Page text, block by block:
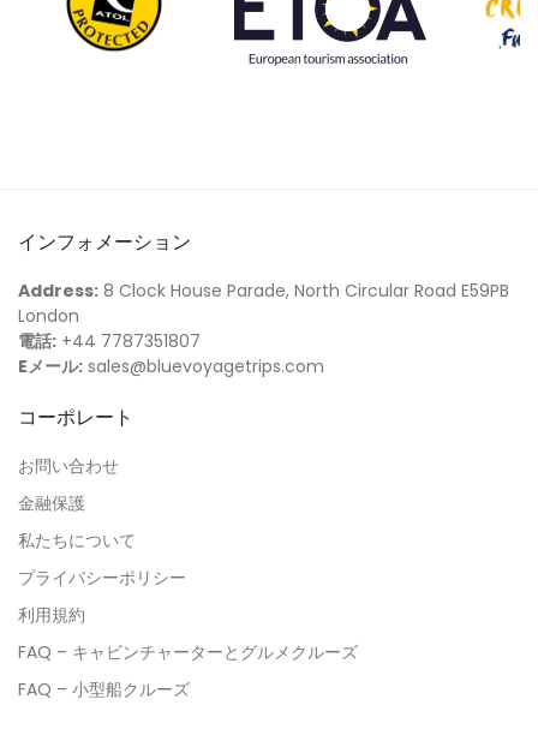
インフォメーション
Address: 8 Clock House Parade, North Circular Road E59PB
London
電話: +44 7787351807
Eメール: sales@bluevoyagetrips.com
コーポレート
お問い合わせ
金融保護
私たちについて
プライバシーポリシー
利用規約
FAQ – キャビンチャーターとグルメクルーズ
FAQ – 小型船クルーズ